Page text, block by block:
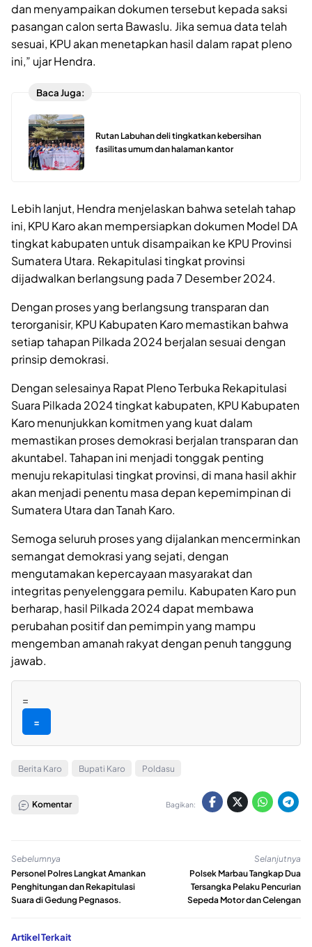
dan menyampaikan dokumen tersebut kepada saksi
pasangan calon serta Bawaslu. Jika semua data telah
sesuai, KPU akan menetapkan hasil dalam rapat pleno
ini,” ujar Hendra.
Baca Juga:
Rutan Labuhan deli tingkatkan kebersihan
fasilitas umum dan halaman kantor
Lebih lanjut, Hendra menjelaskan bahwa setelah tahap
ini, KPU Karo akan mempersiapkan dokumen Model DA
tingkat kabupaten untuk disampaikan ke KPU Provinsi
Sumatera Utara. Rekapitulasi tingkat provinsi
dijadwalkan berlangsung pada 7 Desember 2024.
Dengan proses yang berlangsung transparan dan
terorganisir, KPU Kabupaten Karo memastikan bahwa
setiap tahapan Pilkada 2024 berjalan sesuai dengan
prinsip demokrasi.
Dengan selesainya Rapat Pleno Terbuka Rekapitulasi
Suara Pilkada 2024 tingkat kabupaten, KPU Kabupaten
Karo menunjukkan komitmen yang kuat dalam
memastikan proses demokrasi berjalan transparan dan
akuntabel. Tahapan ini menjadi tonggak penting
menuju rekapitulasi tingkat provinsi, di mana hasil akhir
akan menjadi penentu masa depan kepemimpinan di
Sumatera Utara dan Tanah Karo.
Semoga seluruh proses yang dijalankan mencerminkan
semangat demokrasi yang sejati, dengan
mengutamakan kepercayaan masyarakat dan
integritas penyelenggara pemilu. Kabupaten Karo pun
berharap, hasil Pilkada 2024 dapat membawa
perubahan positif dan pemimpin yang mampu
mengemban amanah rakyat dengan penuh tanggung
jawab.
=
=
Berita Karo Bupati Karo Poldasu
Komentar Bagikan:
Sebelumnya
Personel Polres Langkat Amankan
Penghitungan dan Rekapitulasi
Suara di Gedung Pegnasos.
Selanjutnya
Polsek Marbau Tangkap Dua
Tersangka Pelaku Pencurian
Sepeda Motor dan Celengan
Artikel Terkait